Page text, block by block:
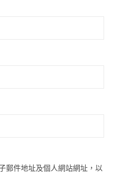
郵件地址及個人網站網址，以